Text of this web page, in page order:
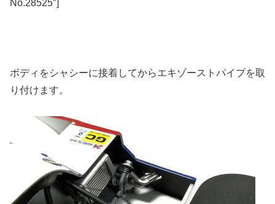
No.28525″]
ボディをシャシーに接着してからエキゾーストパイプを取
り付けます。